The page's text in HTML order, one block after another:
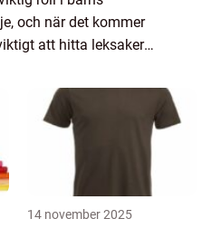
och när det kommer
att hitta leksaker
14 november 2025